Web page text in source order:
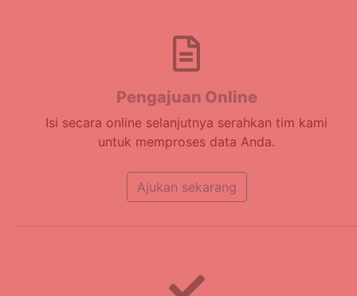
Pengajuan Online
Isi secara online selanjutnya serahkan tim kami
untuk memproses data Anda.
Ajukan sekarang